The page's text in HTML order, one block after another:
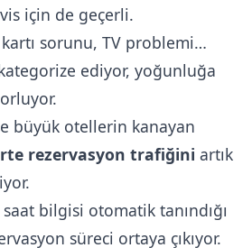
için de geçerli.
kartı sorunu, TV problemi…
ediyor, yoğunluğa
büyük otellerin kanayan
rezervasyon trafiğini artık
saat bilgisi otomatik tanındığı
süreci ortaya çıkıyor.